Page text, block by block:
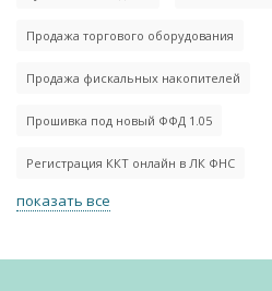
Продажа торгового оборудования
Продажа фискальных накопителей
Прошивка под новый ФФД 1.05
Регистрация ККТ онлайн в ЛК ФНС
показать все